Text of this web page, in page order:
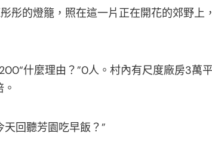
彤的燈籠，照在這一片正在開花的郊野上
什麼理由？”0人。村內有尺度廠房3萬
天回聽芳園吃早飯？”